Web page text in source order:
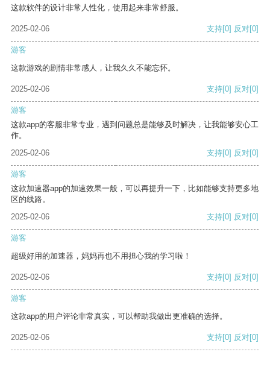
这款软件的设计非常人性化，使用起来非常舒服。
2025-02-06 支持[0] 反对[0]
游客
这款游戏的剧情非常感人，让我久久不能忘怀。
2025-02-06 支持[0] 反对[0]
游客
这款app的客服非常专业，遇到问题总是能够及时解决，让我能够安心工
作。
2025-02-06
支持[0] 反对[0]
游客
这款加速器app的加速效果一般，可以再提升一下，比如能够支持更多地
区的线路。
2025-02-06
支持[0] 反对[0]
游客
超级好用的加速器，妈妈再也不用担心我的学习啦！
2025-02-06 支持[0] 反对[0]
游客
这款app的用户评论非常真实，可以帮助我做出更准确的选择。
2025-02-06 支持[0] 反对[0]